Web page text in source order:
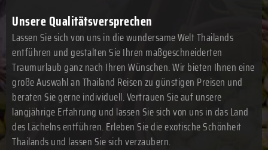
Unsere Qualitätsversprechen
Lassen Sie sich von uns in die wundersame Welt Thailands
entführen und gestalten Sie Ihren maßgeschneiderten
Traumurlaub ganz nach Ihren Wünschen. Wir bieten Ihnen eine
große Auswahl an Thailand Reisen zu günstigen Preisen und
beraten Sie gerne individuell. Vertrauen Sie auf unsere
langjährige Erfahrung und lassen Sie sich von uns in das Land
des Lächelns entführen. Erleben Sie die exotische Schönheit
Thailands und lassen Sie sich verzaubern.